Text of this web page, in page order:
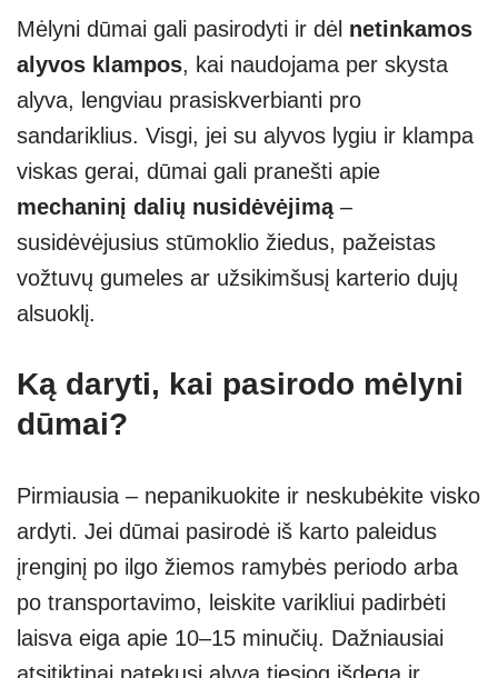
Mėlyni dūmai gali pasirodyti ir dėl netinkamos
alyvos klampos, kai naudojama per skysta
alyva, lengviau prasiskverbianti pro
sandariklius. Visgi, jei su alyvos lygiu ir klampa
viskas gerai, dūmai gali pranešti apie
mechaninį dalių nusidėvėjimą–
susidėvėjusius stūmoklio žiedus, pažeistas
vožtuvų gumeles ar užsikimšusį karterio dujų
alsuoklį.
Ką daryti, kai pasirodo mėlyni
dūmai?
Pirmiausia – nepanikuokite ir neskubėkite visko
ardyti. Jei dūmai pasirodė iš karto paleidus
įrenginį po ilgo žiemos ramybės periodo arba
po transportavimo, leiskite varikliui padirbėti
laisva eiga apie 10–15 minučių. Dažniausiai